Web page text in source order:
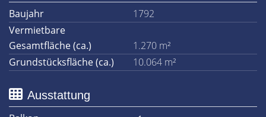
Baujahr
1792
Vermietbare
Gesamtfläche (ca.)
1.270 m²
Grundstücksfläche (ca.)
10.064 m²
Ausstattung